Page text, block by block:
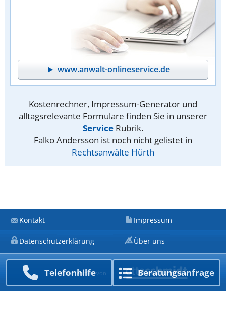
www.anwalt-onlineservice.de
Kostenrechner, Impressum-Generator und
alltagsrelevante Formulare finden Sie in unserer
Service Rubrik.
Falko Andersson ist noch nicht gelistet in
Rechtsanwälte Hürth
Telefon­hilfe Beratungs­anfrage
Kontakt Impressum
Datenschutzerklärung Über uns
Ein Unternehmen von